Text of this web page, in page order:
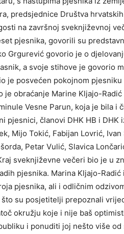
predsjednice Društva
na završnoj sveknjiževnoj
pjesnika, govorili su
Grgurević govorio je o
a svoje stihove je govorio
je posvećen pokojnom
je obraćanje Marine Kljajo-
Vesne Parun, koja je bila i
pjesnici, članovi DHK HB i DHK
Mijo Tokić, Fabijan Lovrić,
Petar Vulić, Slavica
sveknjiževne večeri bio je u
pjesnika. Marina Kljajo-
pjesnika, ali i odličnim
što su posjetitelji prepoznali
okružju koje i nije baš
i ponuditi joj nešto više